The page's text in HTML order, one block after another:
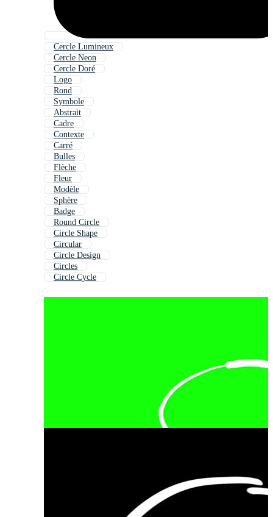
Cercle Lumineux
Cercle Neon
Cercle Doré
Logo
Rond
Symbole
Abstrait
Cadre
Contexte
Carré
Bulles
Flèche
Fleur
Modèle
Sphère
Badge
Round Circle
Circle Shape
Circular
Circle Design
Circles
Circle Cycle